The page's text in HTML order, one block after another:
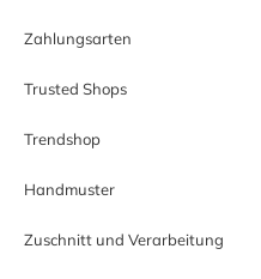
Zahlungsarten
Trusted Shops
Trendshop
Handmuster
Zuschnitt und Verarbeitung